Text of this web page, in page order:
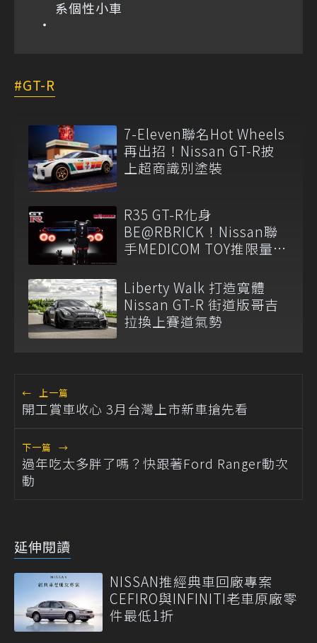
系個性小車
GT-R
7-Eleven聯名Hot Wheels
再出招！Nissan GT-R披
上超商識別塗裝
R35 GT-R化身
BE@RBRICK！Nissan聯
手MEDICOM TOY推限量收
Liberty Walk 打造寬體
Nissan GT-R 街道版哥吉
拉換上賽道氣勢
← 上一篇
開工賞車收心 3月台灣上市新車搶先看
下一篇 →
過年吃太多胖了嗎？快跟著Ford Ranger動次
動
延伸閱讀
NISSAN推經典車回廠專案
CEFIRO與INFINITI老車原廠零
件最低1折